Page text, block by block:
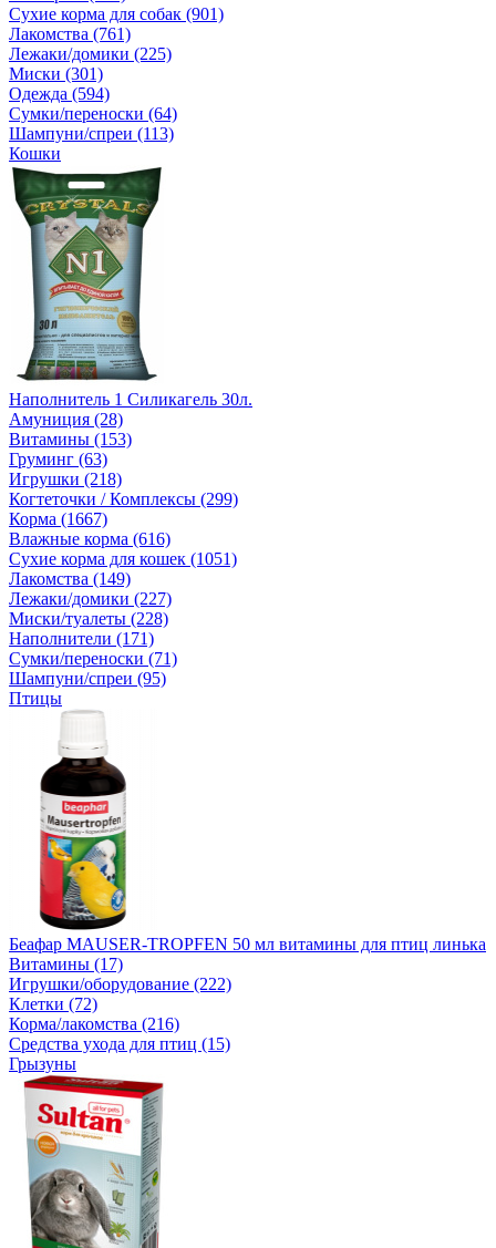
Сухие корма для собак (901)
Лакомства (761)
Лежаки/домики (225)
Миски (301)
Одежда (594)
Сумки/переноски (64)
Шампуни/спреи (113)
Кошки
Наполнитель 1 Силикагель 30л.
Амуниция (28)
Витамины (153)
Груминг (63)
Игрушки (218)
Когтеточки / Комплексы (299)
Корма (1667)
Влажные корма (616)
Сухие корма для кошек (1051)
Лакомства (149)
Лежаки/домики (227)
Миски/туалеты (228)
Наполнители (171)
Сумки/переноски (71)
Шампуни/спреи (95)
Птицы
Беафар MAUSER-TROPFEN 50 мл витамины для птиц линька
Витамины (17)
Игрушки/оборудование (222)
Клетки (72)
Корма/лакомства (216)
Средства ухода для птиц (15)
Грызуны